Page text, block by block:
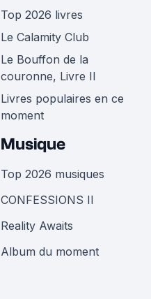
Top 2026 livres
Le Calamity Club
Le Bouffon de la
couronne, Livre II
Livres populaires en ce
moment
Musique
Top 2026 musiques
CONFESSIONS II
Reality Awaits
Album du moment